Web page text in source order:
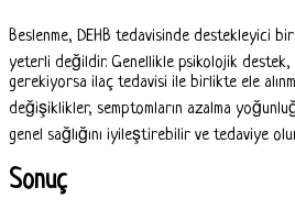
Beslenme, DEHB tedavisinde destekleyici
yeterli değildir. Genellikle psikolojik
gerekiyorsa ilaç tedavisi ile birlikte ele
değişiklikler, semptomların azalma
genel sağlığını iyileştirebilir ve tedaviye
Sonuç